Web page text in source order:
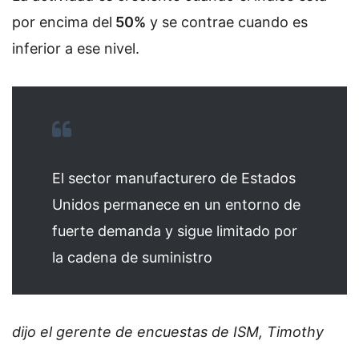
por encima del 50% y se contrae cuando es
inferior a ese nivel.
El sector manufacturero de Estados
Unidos permanece en un entorno de
fuerte demanda y sigue limitado por
la cadena de suministro
dijo el gerente de encuestas de ISM, Timothy